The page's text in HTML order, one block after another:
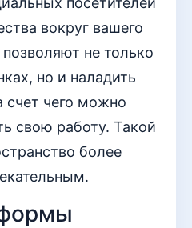
вокруг вашего
не только
но и наладить
счет чего можно
свою работу. Такой
более